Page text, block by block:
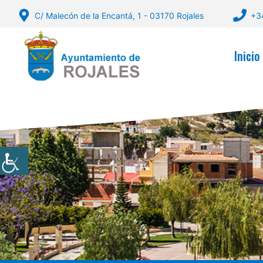
Saltar
contenido
C/ Malecón de la Encantá, 1 - 03170 Rojales
Inicio